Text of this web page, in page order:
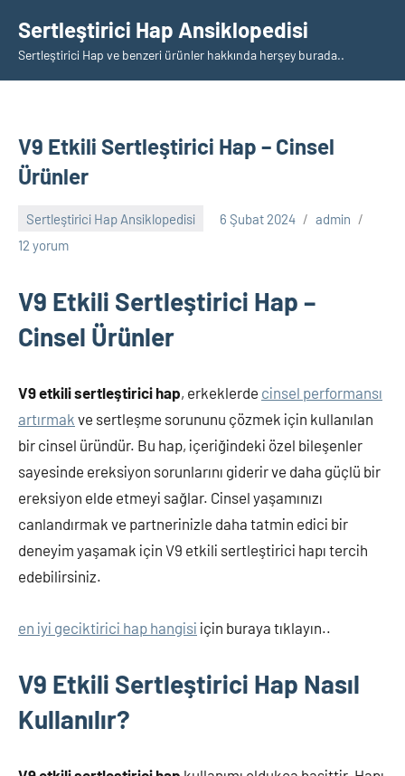
geçSertleştirici Hap Ansiklopedisi
Sertleştirici Hap ve benzeri ürünler hakkında herşey burada..
V9 Etkili Sertleştirici Hap – Cinsel
Ürünler
Sertleştirici Hap Ansiklopedisi 6 Şubat 2024
admin
12 yorum
V9 Etkili Sertleştirici Hap –
Cinsel Ürünler
V9 etkili sertleştirici hap, erkeklerde cinsel performansı
artırmak ve sertleşme sorununu çözmek için kullanılan
bir cinsel üründür. Bu hap, içeriğindeki özel bileşenler
sayesinde ereksiyon sorunlarını giderir ve daha güçlü bir
ereksiyon elde etmeyi sağlar. Cinsel yaşamınızı
canlandırmak ve partnerinizle daha tatmin edici bir
deneyim yaşamak için V9 etkili sertleştirici hapı tercih
edebilirsiniz.
en iyi geciktirici hap hangisi için buraya tıklayın..
V9 Etkili Sertleştirici Hap Nasıl
Kullanılır?